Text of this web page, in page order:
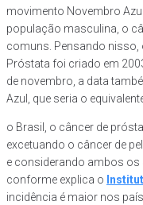
movimento Novembro
população masculina, o
comuns. Pensando nisso,
Próstata foi criado em
de novembro, a data
Azul, que seria o
o Brasil, o câncer de
excetuando o câncer de
e considerando ambos os
conforme explica o
incidência é maior nos